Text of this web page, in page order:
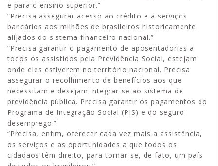
e para o ensino superior.”
“Precisa assegurar acesso ao crédito e a serviços
bancários aos milhões de brasileiros historicamente
alijados do sistema financeiro nacional.”
“Precisa garantir o pagamento de aposentadorias a
todos os assistidos pela Previdência Social, estejam
onde eles estiverem no território nacional. Precisa
assegurar o recolhimento de benefícios aos que
necessitam e desejam integrar-se ao sistema de
previdência pública. Precisa garantir os pagamentos do
Programa de Integração Social (PIS) e do seguro-
desemprego.”
“Precisa, enfim, oferecer cada vez mais a assistência,
os serviços e as oportunidades a que todos os
cidadãos têm direito, para tornar-se, de fato, um país